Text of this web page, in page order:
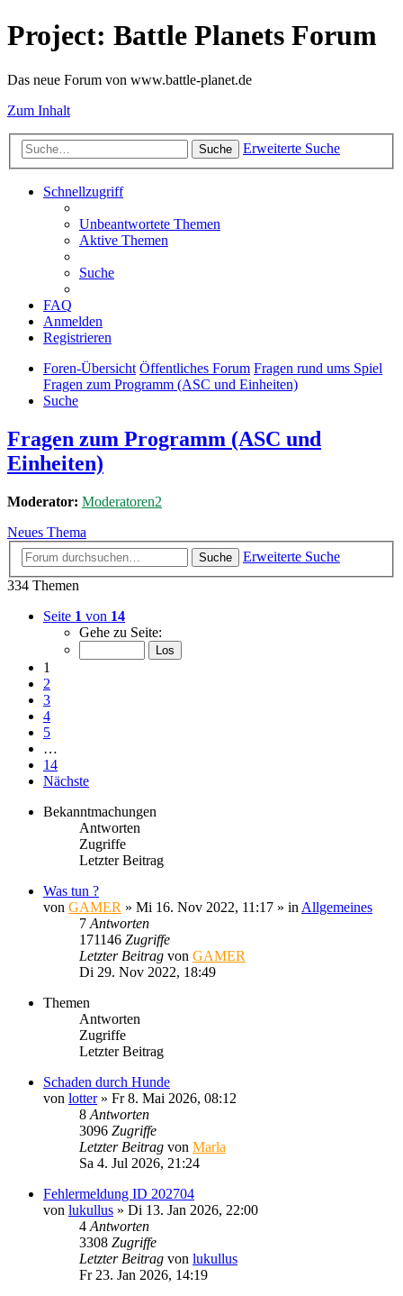
Project: Battle Planets Forum
Das neue Forum von www.battle-planet.de
Zum Inhalt
Suche Erweiterte Suche
Schnellzugriff
Unbeantwortete Themen
Aktive Themen
Suche
FAQ
Anmelden
Registrieren
Foren-Übersicht Öffentliches Forum Fragen rund ums Spiel
Fragen zum Programm (ASC und Einheiten)
Suche
Fragen zum Programm (ASC und
Einheiten)
Moderator: Moderatoren2
Neues Thema
Suche
Erweiterte Suche
334 Themen
Seite 1 von 14
Gehe zu Seite:
1
2
3
4
5
…
14
Nächste
Bekanntmachungen
Antworten
Zugriffe
Letzter Beitrag
Was tun ?
von GAMER » Mi 16. Nov 2022, 11:17 » in Allgemeines
7 Antworten
171146 Zugriffe
Letzter Beitrag von GAMER
Di 29. Nov 2022, 18:49
Themen
Antworten
Zugriffe
Letzter Beitrag
Schaden durch Hunde
von lotter» Fr 8. Mai 2026, 08:12
8 Antworten
3096 Zugriffe
Letzter Beitrag von Marla
Sa 4. Jul 2026, 21:24
Fehlermeldung ID 202704
von lukullus » Di 13. Jan 2026, 22:00
4 Antworten
3308 Zugriffe
Letzter Beitrag von lukullus
Fr 23. Jan 2026, 14:19